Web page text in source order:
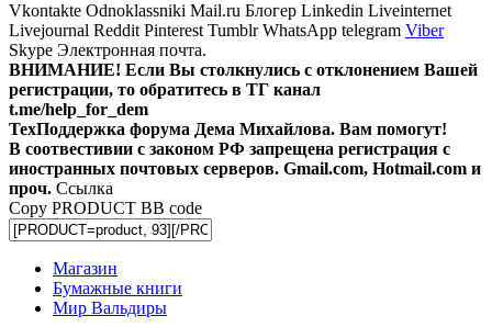
Vkontakte Odnoklassniki Mail.ru Блогер Linkedin Liveinternet
Livejournal Reddit Pinterest Tumblr WhatsApp telegram Viber
Skype Электронная почта.
ВНИМАНИЕ! Ecли Вы столкнулись с отклонением Вашей
регистрации, то обратитесь в ТГ канал
t.me/help_for_dem
ТехПоддержка форума Дема Михайлова. Вам помогут!
В соотвестивии с законом РФ запрещена регистрация с
иностранных почтовых серверов. Gmail.com, Hotmail.com и
проч. Ссылка
Copy PRODUCT BB code
Магазин
Бумажные книги
Мир Вальдиры